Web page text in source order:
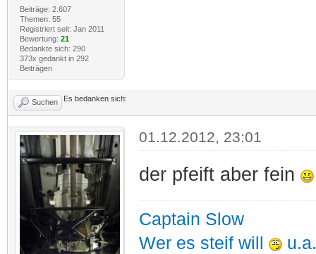
Beiträge: 2.607
Themen: 55
Registriert seit: Jan 2011
Bewertung: 21
Bedankte sich: 290
373x gedankt in 292
Beiträgen
Suchen Es bedanken sich:
01.12.2012, 23:01
der pfeift aber fein
Captain Slow
Wer es steif will
u.a.